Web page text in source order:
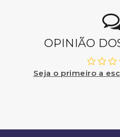
OPINIÃO
Seja o primeiro a